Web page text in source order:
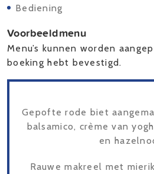
Bediening
Voorbeeldmenu
Menu’s kunnen worden
boeking hebt bevestigd.
Gepofte rode biet
balsamico, crème van
en
Rauwe makreel met